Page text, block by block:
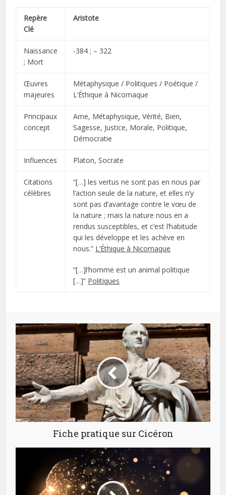
Repère
Clé
Aristote
Naissance
; Mort
-384 ; – 322
Œuvres
majeures
Métaphysique / Politiques / Poétique /
L’Éthique à Nicomaque
Principaux
concept
Ame, Métaphysique, Vérité, Bien,
Sagesse, Justice, Morale, Politique,
Démocratie
Influences Platon, Socrate
Citations
célèbres
“[…] les vertus ne sont pas en nous par
l’action seule de la nature, et elles n’y
sont pas d’avantage contre le vœu de
la nature ; mais la nature nous en a
rendus susceptibles, et c’est l’habitude
qui les développe et les achève en
nous.” L’Éthique à Nicomaque
“[…]l’homme est un animal politique
[…]” Politiques
Fiche pratique sur Cicéron